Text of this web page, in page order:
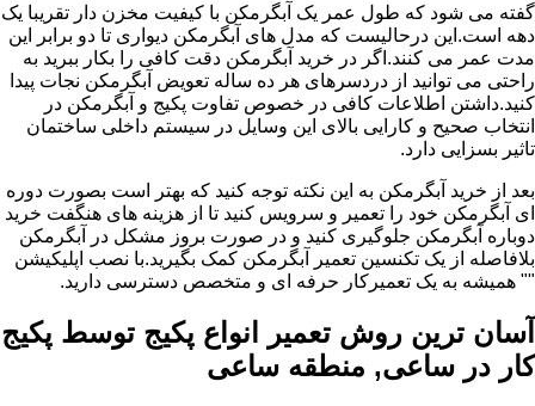
گفته می شود که طول عمر یک آبگرمکن با کیفیت مخزن دار تقریبا یک
دهه است.این درحالیست که مدل های آبگرمکن دیواری تا دو برابر این
مدت عمر می کنند.اگر در خرید آبگرمکن دقت کافی را بکار ببرید به
راحتی می توانید از دردسرهای هر ده ساله تعویض آبگرمکن نجات پیدا
کنید.داشتن اطلاعات کافی در خصوص تفاوت پکیج و آبگرمکن در
انتخاب صحیح و کارایی بالای این وسایل در سیستم داخلی ساختمان
تاثیر بسزایی دارد.
بعد از خرید آبگرمکن به این نکته توجه کنید که بهتر است بصورت دوره
ای آبگرمکن خود را تعمیر و سرویس کنید تا از هزینه های هنگفت خرید
دوباره آبگرمکن جلوگیری کنید و در صورت بروز مشکل در آبگرمکن
بلافاصله از یک تکنسین تعمیر آبگرمکن کمک بگیرید.با نصب اپلیکیشن
"" همیشه به یک تعمیرکار حرفه ای و متخصص دسترسی دارید.
آسان ترین روش تعمیر انواع پکیج توسط پکیج
کار در ساعی, منطقه ساعی